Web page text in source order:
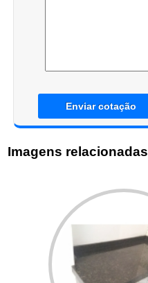
Enviar cotação
Imagens relacionadas